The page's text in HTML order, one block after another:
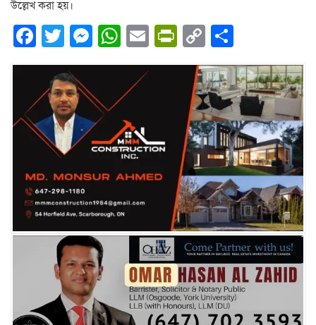
উল্লেখ করা হয়।
Facebook
Twitter
Messenger
WhatsApp
EmailPrintFriendly
Copy
Link